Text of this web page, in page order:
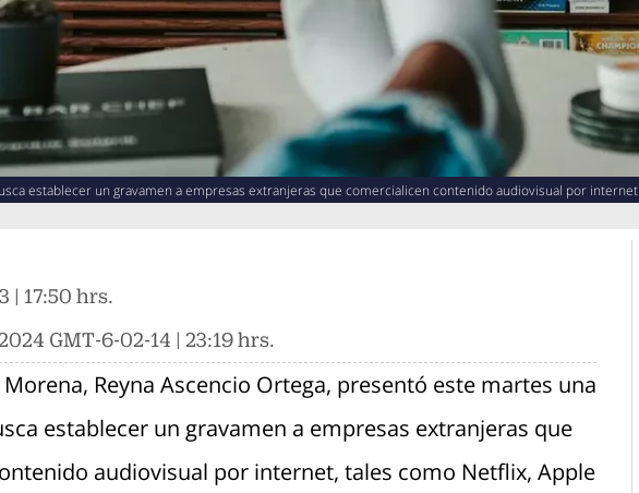
establecer un gravamen a empresas extranjeras que comercialicen contenido audiovisual por internet
| 17:50 hrs.
GMT-6-02-14 | 23:19 hrs.
Reyna Ascencio Ortega, presentó este martes una
establecer un gravamen a empresas extranjeras que
audiovisual por internet, tales como Netflix, Apple